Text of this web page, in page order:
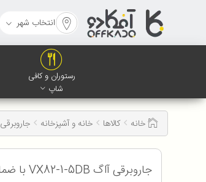
انتخاب شهر
رستوران و کافی
شاپ
خانه کالاها خانه و آشپزخانه جاروبرقی
جاروبرقی آاگ VX82-1-5DB با ضمانت اصالت و سلامت کالا به همراه 12 ماه گارانتی